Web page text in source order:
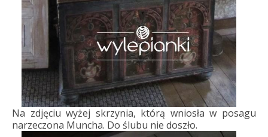
Na zdjęciu wyżej skrzynia, którą wniosła w posagu
narzeczona Muncha. Do ślubu nie doszło.